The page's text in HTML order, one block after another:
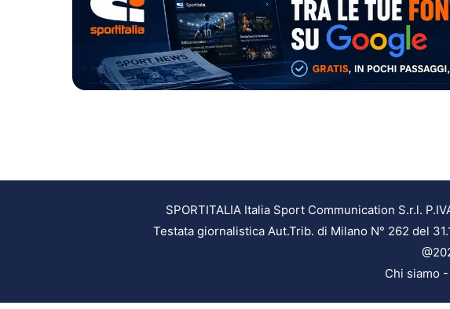
SPORTITALIA Italia Sport Communication S.r.l.
Testata giornalistica Aut.Trib. di Milano N° 262 del
Chi siamo -